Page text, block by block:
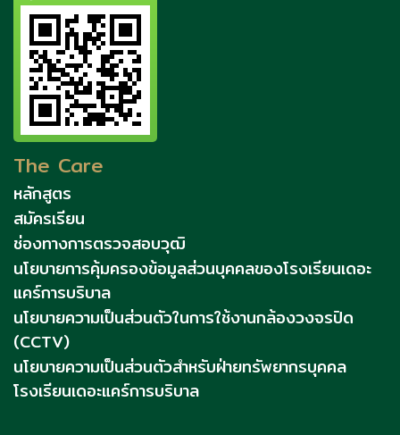
The Care
หลักสูตร
สมัครเรียน
ช่องทางการตรวจสอบวุฒิ
นโยบายการคุ้มครองข้อมูลส่วนบุคคลของโรงเรียนเดอะ
แคร์การบริบาล
นโยบายความเป็นส่วนตัวในการใช้งานกล้องวงจรปิด
(CCTV)
นโยบายความเป็นส่วนตัวสำหรับฝ่ายทรัพยากรบุคคล
โรงเรียนเดอะแคร์การบริบาล